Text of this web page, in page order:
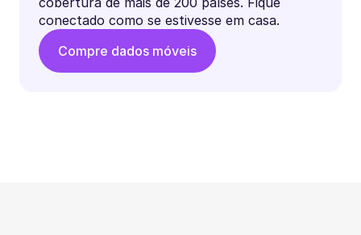
conectado como se estivesse em casa.
Compre dados móveis